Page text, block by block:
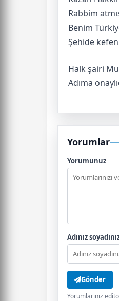
Rabbim
Benim
Şehide
Halk şairi
Adıma
Yorumlar
Yorumunuz
Adınız
Gönder
Yorumlarınız